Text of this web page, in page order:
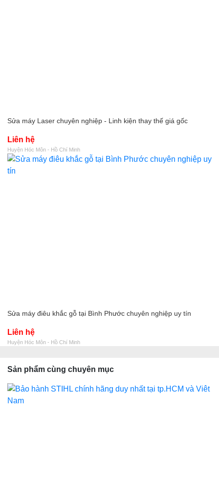
Sửa máy Laser chuyên nghiệp - Linh kiện thay thế giá gốc
Liên hệ
Huyện Hóc Môn - Hồ Chí Minh
Sửa máy điêu khắc gỗ tại Bình Phước chuyên nghiệp uy tín
Liên hệ
Huyện Hóc Môn - Hồ Chí Minh
Sản phẩm cùng chuyên mục